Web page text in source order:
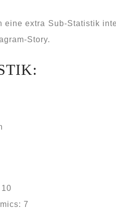
eine extra Sub-Statistik
Story.
7